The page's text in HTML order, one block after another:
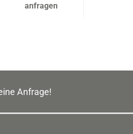
anfragen
Anfrage!